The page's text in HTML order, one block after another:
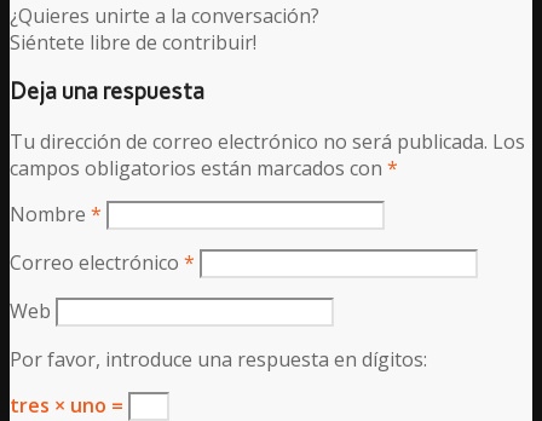
¿Quieres unirte a la conversación?
Siéntete libre de contribuir!
Deja una respuesta
Tu dirección de correo electrónico no será publicada. Los
campos obligatorios están marcados con *
Nombre *
Correo electrónico *
Web
Por favor, introduce una respuesta en dígitos:
tres × uno =